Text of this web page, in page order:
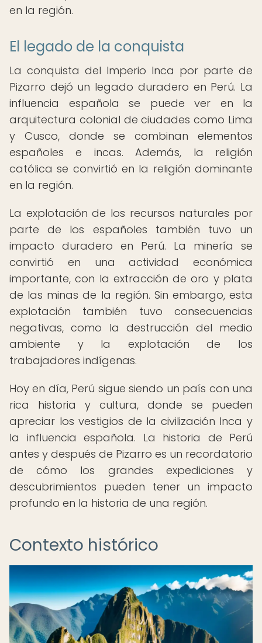
en la región.
El legado de la conquista
La conquista del Imperio Inca por parte de
Pizarro dejó un legado duradero en Perú. La
influencia española se puede ver en la
arquitectura colonial de ciudades como Lima
y Cusco, donde se combinan elementos
españoles e incas. Además, la religión
católica se convirtió en la religión dominante
en la región.
La explotación de los recursos naturales por
parte de los españoles también tuvo un
impacto duradero en Perú. La minería se
convirtió en una actividad económica
importante, con la extracción de oro y plata
de las minas de la región. Sin embargo, esta
explotación también tuvo consecuencias
negativas, como la destrucción del medio
ambiente y la explotación de los
trabajadores indígenas.
Hoy en día, Perú sigue siendo un país con una
rica historia y cultura, donde se pueden
apreciar los vestigios de la civilización Inca y
la influencia española. La historia de Perú
antes y después de Pizarro es un recordatorio
de cómo los grandes expediciones y
descubrimientos pueden tener un impacto
profundo en la historia de una región.
Contexto histórico